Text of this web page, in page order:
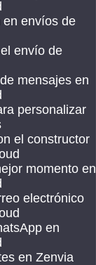
en envíos de
envío de
mensajes en
personalizar
el constructor
momento en
electrónico
en
en Zenvia